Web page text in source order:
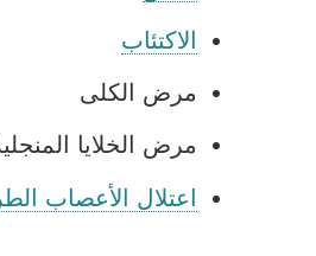
الاكتئاب
مرض الكلى
مرض الخلايا
اعتلال الأعصاب